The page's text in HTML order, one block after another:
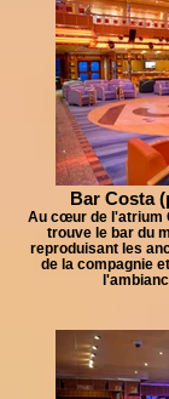
Bar Costa
Au cœur de l'atrium
trouve le bar du
reproduisant les
de la compagnie